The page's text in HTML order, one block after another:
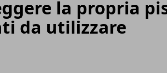
la propria
da utilizzare